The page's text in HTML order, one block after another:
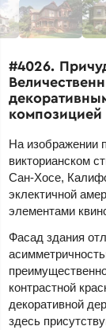
#4026.
композицией
На изображении
викторианском
Сан-Хосе,
эклектичной
элементами
Фасад здания
контрастной
декоративной
здесь